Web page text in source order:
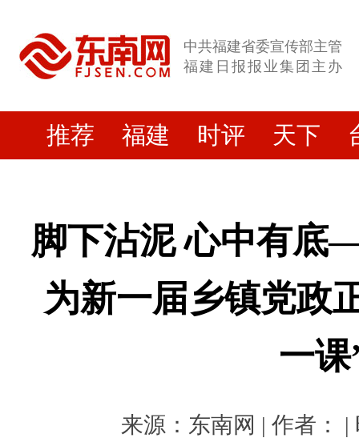
中共福建省委宣传部主管
福建日报报业集团主办
推荐 福建 时评 天下
脚下沾泥 心中有
为新一届乡镇党政
一课
来源：东南网 | 作者： |